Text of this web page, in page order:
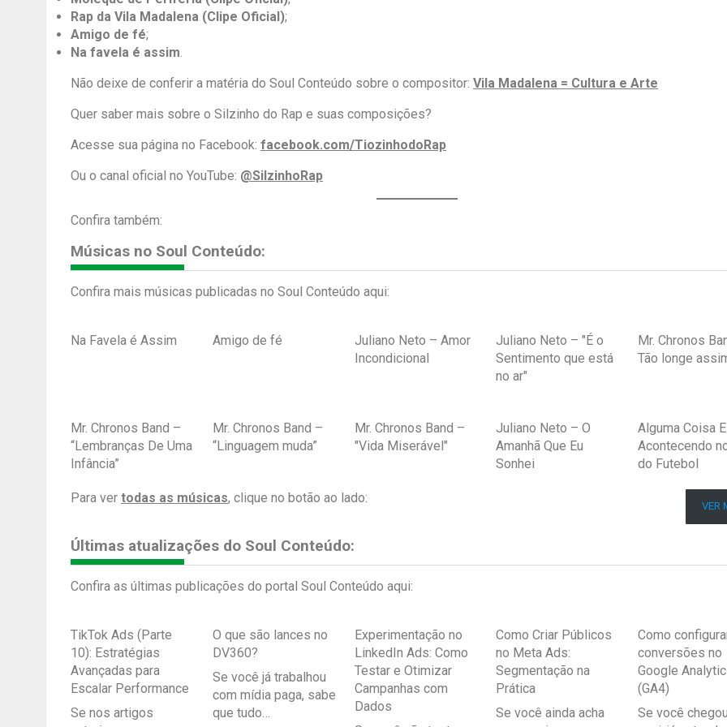
Rap da Vila Madalena (Clipe Oficial);
Amigo de fé;
Na favela é assim
Não deixe de conferir a matéria do Soul Conteúdo sobre o compositor: Vila Madalena = Cultura e Arte
Quer saber mais sobre o Silzinho do Rap e suas composições?
Acesse sua página no Facebook: facebook.com/TiozinhodoRap
Ou o canal oficial no YouTube: @SilzinhoRap
Confira também:
Músicas no Soul Conteúdo:
Confira mais músicas publicadas no Soul Conteúdo aqui:
Na Favela é Assim Amigo de fé
Juliano Neto – Amor
Incondicional
Juliano Neto – "É o
Sentimento que está
no ar"
Mr. Chronos
Tão longe
Mr. Chronos Band –
“Lembranças De Uma
Infância”
Mr. Chronos Band –
“Linguagem muda”
Mr. Chronos Band –
"Vida Miserável"
Juliano Neto – O
Amanhã Que Eu
Sonhei
Alguma Coisa
Acontecendo
do Futebol
Para ver todas as músicas, clique no botão ao lado:
VER
Últimas atualizações do Soul Conteúdo:
Confira as últimas publicações do portal Soul Conteúdo aqui:
TikTok Ads (Parte
10): Estratégias
Avançadas para
Escalar Performance
Se nos artigos
O que são lances no
DV360?
Se você já trabalhou
com mídia paga, sabe
que tudo…
Experimentação no
LinkedIn Ads: Como
Testar e Otimizar
Campanhas com
Dados
Como Criar Públicos
no Meta Ads:
Segmentação na
Prática
Se você ainda acha
Como
conversões no
Google
(GA4)
Se você